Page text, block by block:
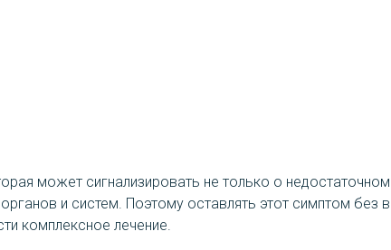
может сигнализировать не только о
и систем. Поэтому оставлять этот симптом
комплексное лечение.